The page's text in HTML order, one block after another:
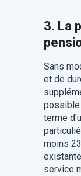
3. La
Sans
et de
possible
terme
moins
service